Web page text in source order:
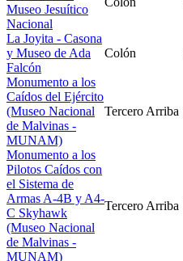
Museo Jesuítico
Nacional
La Joyita - Casona
y Museo de Ada
Falcón
Colón
Monumento a los
Caídos del Ejército
(Museo Nacional
de Malvinas -
MUNAM)
Tercero Arriba
Monumento a los
Pilotos Caídos con
el Sistema de
Armas A-4B y A4-
C Skyhawk
(Museo Nacional
de Malvinas -
MUNAM)
Tercero Arriba